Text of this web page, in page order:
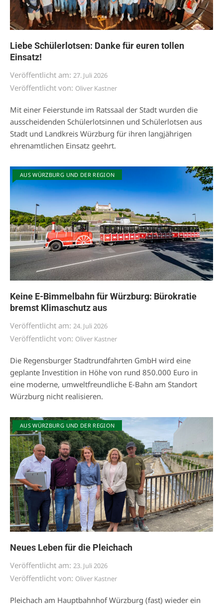
Liebe Schülerlotsen: Danke für euren tollen
Einsatz!
Veröffentlicht am: 27. Juli 2026
Veröffentlicht von: Oliver Kastner
Mit einer Feierstunde im Ratssaal der Stadt wurden die
ausscheidenden Schülerlotsinnen und Schülerlotsen aus
Stadt und Landkreis Würzburg für ihren langjährigen
ehrenamtlichen Einsatz geehrt.
AUS WÜRZBURG UND DER REGION
Keine E-Bimmelbahn für Würzburg: Bürokratie
bremst Klimaschutz aus
Veröffentlicht am: 24. Juli 2026
Veröffentlicht von: Oliver Kastner
Die Regensburger Stadtrundfahrten GmbH wird eine
geplante Investition in Höhe von rund 850.000 Euro in
eine moderne, umweltfreundliche E-Bahn am Standort
Würzburg nicht realisieren.
AUS WÜRZBURG UND DER REGION
Neues Leben für die Pleichach
Veröffentlicht am: 23. Juli 2026
Veröffentlicht von: Oliver Kastner
Pleichach am Hauptbahnhof Würzburg (fast) wieder ein